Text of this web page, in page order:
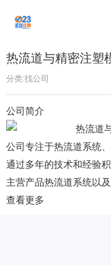
热流道与精密注塑
分类:找公司
公司简介
公司专注于热流道系统
通过多年的技术和经验
主营产品热流道系统以
查看更多